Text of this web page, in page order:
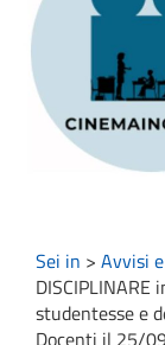
Sei in > Avvisi
studentesse e